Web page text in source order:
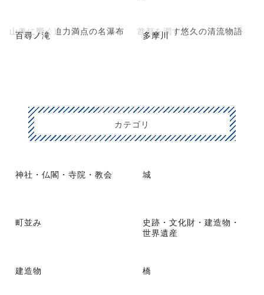
百尋ノ滝
山奥に響く迫力満点の名瀑布 多摩川
首都を潤す悠久の清流物語
カテゴリ
神社・仏閣・寺院・教会 城
町並み
史跡・文化財・建造物・
世界遺産
建造物 橋